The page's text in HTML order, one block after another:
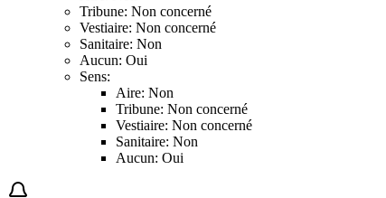
Tribune: Non concerné
Vestiaire: Non concerné
Sanitaire: Non
Aucun: Oui
Sens:
Aire: Non
Tribune: Non concerné
Vestiaire: Non concerné
Sanitaire: Non
Aucun: Oui